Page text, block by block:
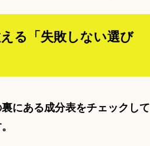
る「失敗しない選び
にある成分表をチェックして